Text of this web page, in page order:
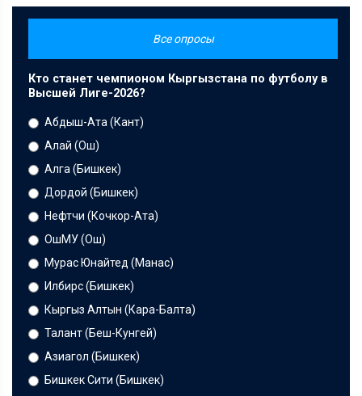
Все опросы
Кто станет чемпионом Кыргызстана по футболу в
Высшей Лиге-2026?
Абдыш-Ата (Кант)
Алай (Ош)
Алга (Бишкек)
Дордой (Бишкек)
Нефтчи (Кочкор-Ата)
ОшМУ (Ош)
Мурас Юнайтед (Манас)
Илбирс (Бишкек)
Кыргыз Алтын (Кара-Балта)
Талант (Беш-Кунгей)
Азиагол (Бишкек)
Бишкек Сити (Бишкек)